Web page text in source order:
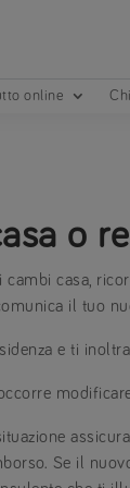
online
o
cambi casa,
il tuo
e ti
Se il